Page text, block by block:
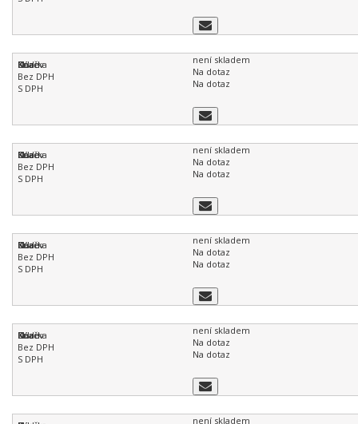
není skladem
Na dotaz
Na dotaz
není skladem
Na dotaz
Na dotaz
není skladem
Na dotaz
Na dotaz
není skladem
Na dotaz
Na dotaz
není skladem